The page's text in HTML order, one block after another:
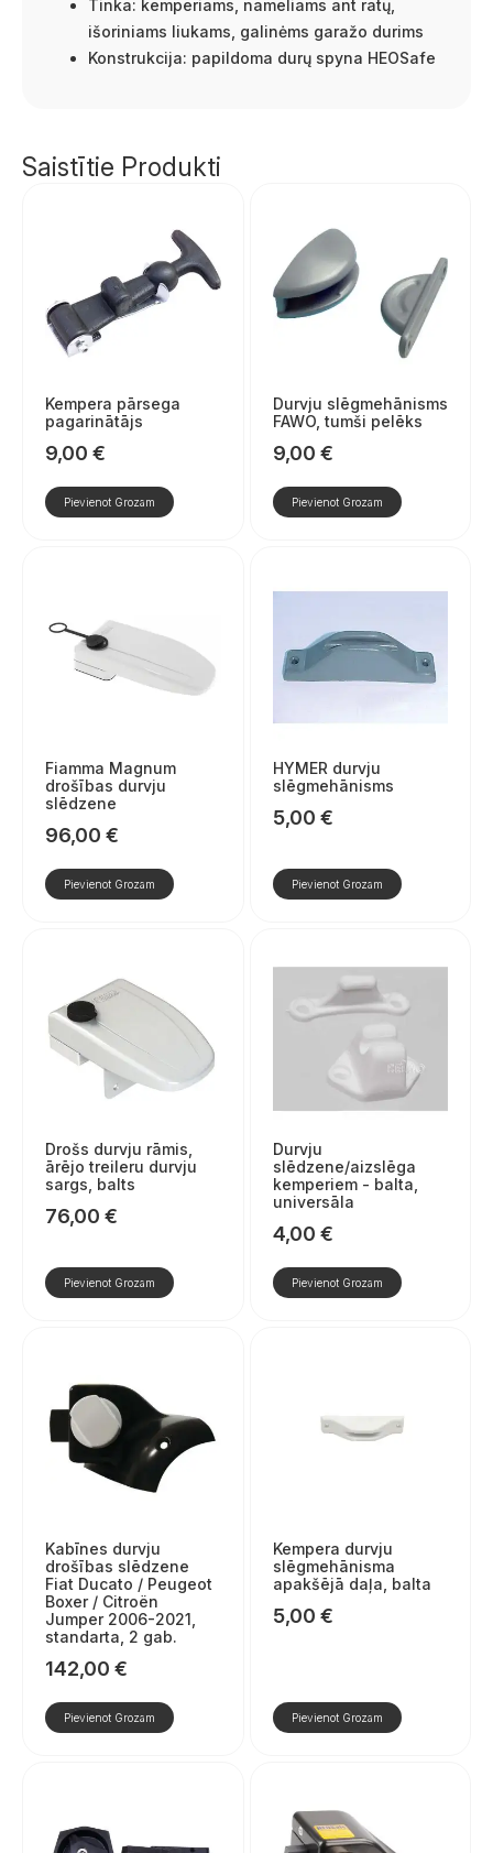
Tinka: kemperiams, nameliams ant ratų,
išoriniams liukams, galinėms garažo durims
Konstrukcija: papildoma durų spyna HEOSafe
Saistītie Produkti
Kempera pārsega
pagarinātājs
9,00 €
Pievienot Grozam
Durvju slēgmehānisms
FAWO, tumši pelēks
9,00 €
Pievienot Grozam
Fiamma Magnum
drošības durvju
slēdzene
96,00 €
Pievienot Grozam
HYMER durvju
slēgmehānisms
5,00 €
Pievienot Grozam
Drošs durvju rāmis,
ārējo treileru durvju
sargs, balts
76,00 €
Pievienot Grozam
Durvju
slēdzene/aizslēga
kemperiem - balta,
universāla
4,00 €
Pievienot Grozam
Kabīnes durvju
drošības slēdzene
Fiat Ducato / Peugeot
Boxer / Citroën
Jumper 2006-2021,
standarta, 2 gab.
142,00 €
Pievienot Grozam
Kempera durvju
slēgmehānisma
apakšējā daļa, balta
5,00 €
Pievienot Grozam